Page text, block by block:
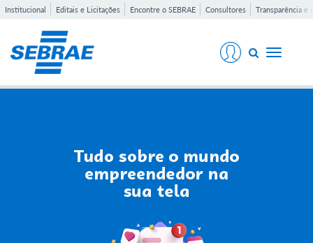
Institucional Editais e Licitações Encontre o SEBRAE Consultores Transparência e
Toggle